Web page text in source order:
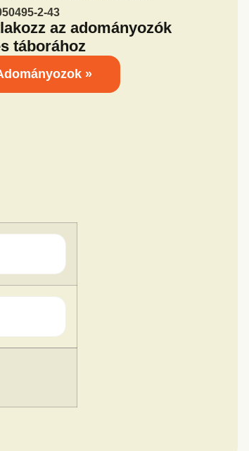
2-43
az adományozók
táborához
»